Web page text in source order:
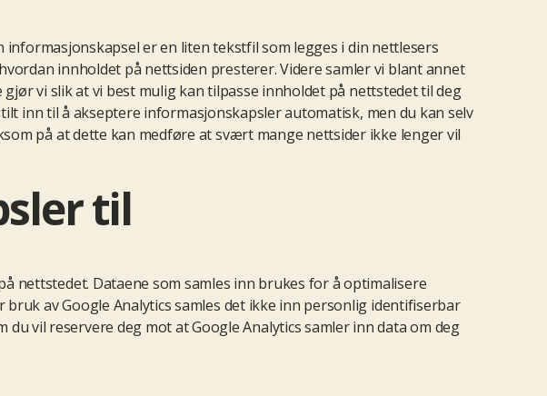
er en liten tekstfil som legges i din nettlesers
innholdet på nettsiden presterer. Videre samler vi blant annet
vi slik at vi best mulig kan tilpasse innholdet på nettstedet til deg
inn til å akseptere informasjonskapsler automatisk, men du kan selv
på at dette kan medføre at svært mange nettsider ikke lenger vil
til
nettstedet. Dataene som samles inn brukes for å optimalisere
av Google Analytics samles det ikke inn personlig identifiserbar
vil reservere deg mot at Google Analytics samler inn data om deg